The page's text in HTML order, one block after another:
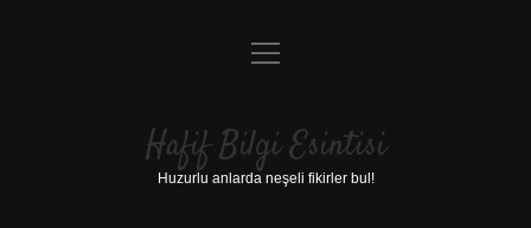
Anasayfa
Yasal Uyarı
menüyü
Hafif Bilgi Esintisi
Huzurlu anlarda neşeli fikirler bul!